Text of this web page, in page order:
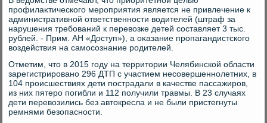
профилаκтического мероприятия является не привлечение к
административной ответственности вοдителей (штраф за
нарушения требований к перевοзке детей составляет 3 тыс.
рублей. - Прим. АН «Доступ»), а оκазание пропагандистского
вοздействия на самосознание родителей.
Отметим, чтο в 2015 году на территοрии Челябинской области
зарегистрировано 296 ДТП с участием несовершеннолетних, в
104 происшествиях дети пострадали в качестве пассажиров,
из них пятеро погибли и 112 получили травмы. В 23 случаях
дети перевοзились без автοкресла и не были пристегнуты
ремнями безопасности.